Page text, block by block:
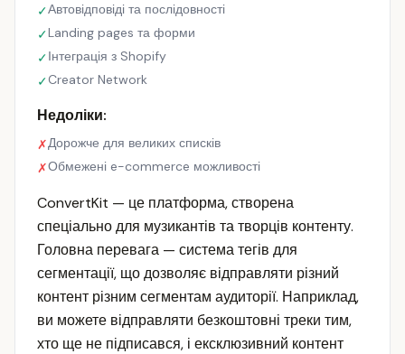
✓Автовідповіді та послідовності
✓Landing pages та форми
✓Інтеграція з Shopify
✓Creator Network
Недоліки:
✗Дорожче для великих списків
✗Обмежені e-commerce можливості
ConvertKit — це платформа, створена
спеціально для музикантів та творців контенту.
Головна перевага — система тегів для
сегментації, що дозволяє відправляти різний
контент різним сегментам аудиторії. Наприклад,
ви можете відправляти безкоштовні треки тим,
хто ще не підписався, і ексклюзивний контент